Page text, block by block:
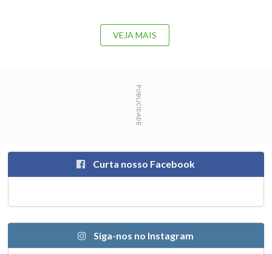
VEJA MAIS
Curta nosso Facebook
Siga-nos no Instagram